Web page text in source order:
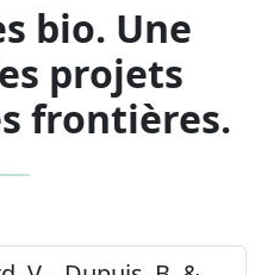
bio. Une
projets
frontières.